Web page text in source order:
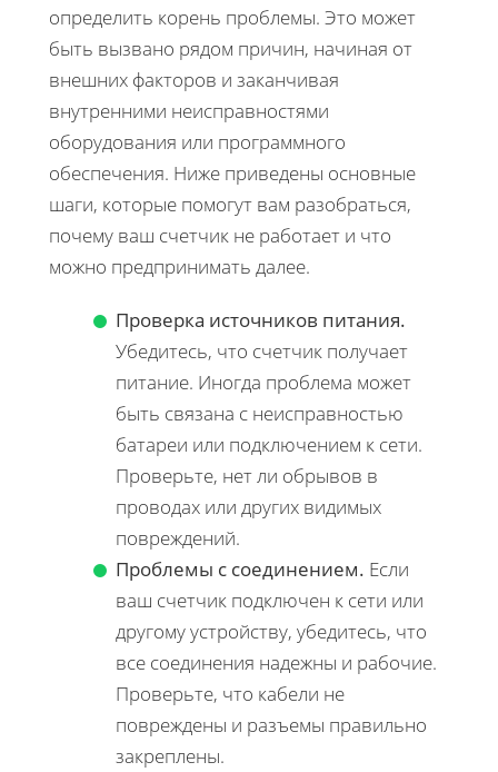
определить корень проблемы. Это может
быть вызвано рядом причин, начиная от
внешних факторов и заканчивая
внутренними неисправностями
оборудования или программного
обеспечения. Ниже приведены основные
шаги, которые помогут вам разобраться,
почему ваш счетчик не работает и что
можно предпринимать далее.
Проверка источников питания.
Убедитесь, что счетчик получает
питание. Иногда проблема может
быть связана с неисправностью
батареи или подключением к сети.
Проверьте, нет ли обрывов в
проводах или других видимых
повреждений.
Проблемы с соединением. Если
ваш счетчик подключен к сети или
другому устройству, убедитесь, что
все соединения надежны и рабочие.
Проверьте, что кабели не
повреждены и разъемы правильно
закреплены.